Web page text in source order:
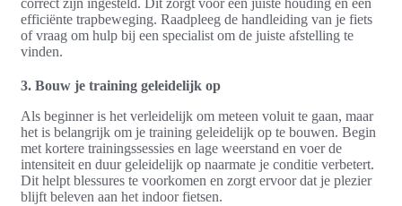
correct zijn ingesteld. Dit zorgt voor een juiste houding en een
efficiënte trapbeweging. Raadpleeg de handleiding van je fiets
of vraag om hulp bij een specialist om de juiste afstelling te
vinden.
3. Bouw je training geleidelijk op
Als beginner is het verleidelijk om meteen voluit te gaan, maar
het is belangrijk om je training geleidelijk op te bouwen. Begin
met kortere trainingssessies en lage weerstand en voer de
intensiteit en duur geleidelijk op naarmate je conditie verbetert.
Dit helpt blessures te voorkomen en zorgt ervoor dat je plezier
blijft beleven aan het indoor fietsen.